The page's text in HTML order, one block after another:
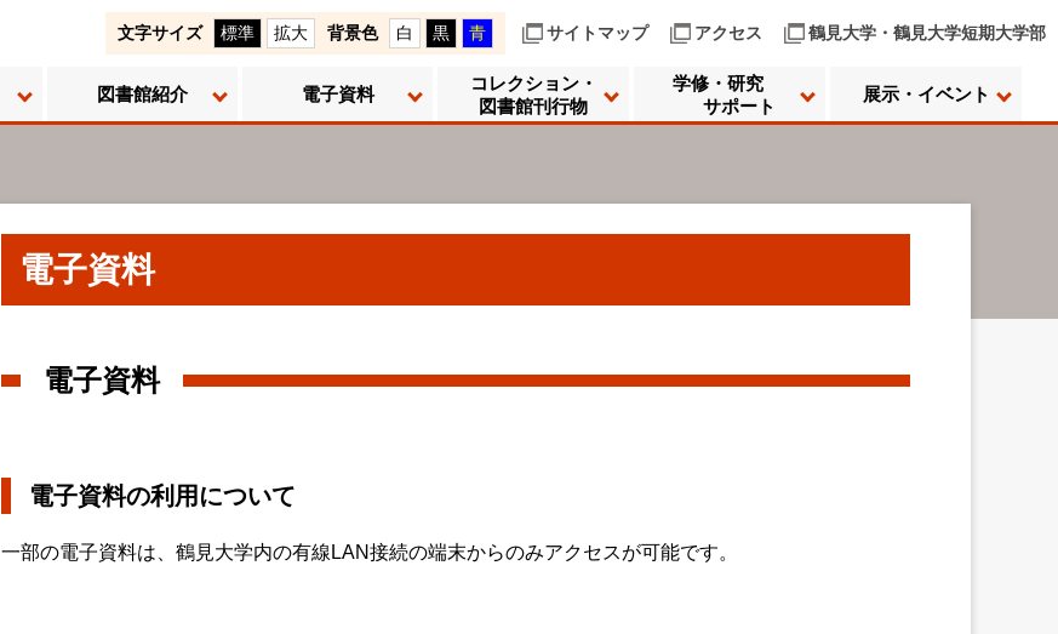
文字サイズ 標準 拡大 背景色 白 黒 青 サイトマップ アクセス 鶴見大学・鶴見大学短期大学部
図書館紹介 電子資料
コレクション・
図書館刊行物
学修・研究
サポート
展示・イベント
電子資料
電子資料
電子資料の利用について
一部の電子資料は、鶴見大学内の有線LAN接続の端末からのみアクセスが可能です。